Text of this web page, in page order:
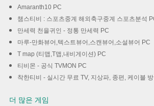
Amaranth10 PC
챔스티비 : 스포츠중계 해외축구중계 스포츠분석
만세력 천을귀인 - 정통 만세력 PC
마루-만화뷰어,텍스트뷰어,스캔뷰어,소설뷰어 PC
T map (티맵,T맵,내비게이션) PC
티비몬 - 공식 TVMON PC
착한티비 - 실시간 무료 TV, 지상파, 종편, 케이블
더 많은 게임